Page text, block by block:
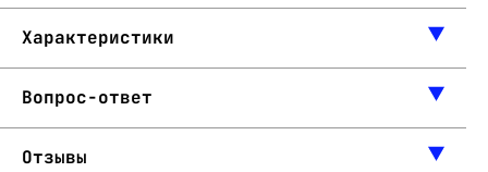
Характеристики
Вопрос-ответ
Отзывы